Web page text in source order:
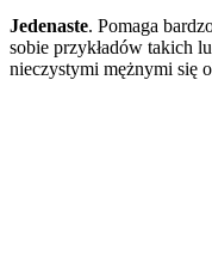
Jedenaste. Pomaga
sobie przykładów takich
nieczystymi mężnymi się